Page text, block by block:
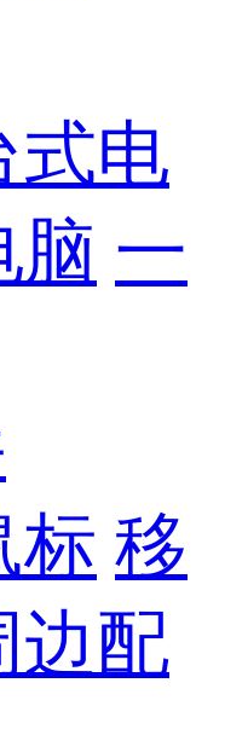
式电
脑 一
标 移
边配